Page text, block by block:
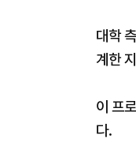
대학
계한
이 프
다.